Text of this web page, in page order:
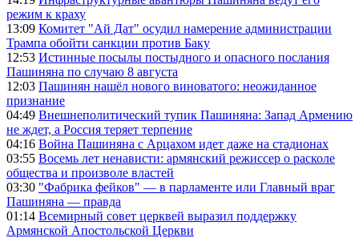
режим к краху
13:09 Комитет "Ай Дат" осудил намерение администрации
Трампа обойти санкции против Баку
12:53 Истинные посылы постыдного и опасного послания
Пашиняна по случаю 8 августа
12:03 Пашинян нашёл нового виноватого: неожиданное
признание
04:49 Внешнеполитический тупик Пашиняна: Запад Армению
не ждет, а Россия теряет терпение
04:16 Война Пашиняна с Арцахом идет даже на стадионах
03:55 Восемь лет ненависти: армянский режиссер о расколе
общества и произволе властей
03:30 "Фабрика фейков" — в парламенте или Главный враг
Пашиняна — правда
01:14 Всемирный совет церквей выразил поддержку
Армянской Апостольской Церкви